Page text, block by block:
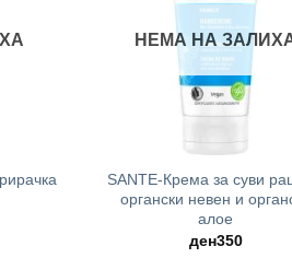
НЕМА НА
SANTE-Крема за суви
органски невен и
алое
ден350